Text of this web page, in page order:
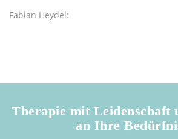
Fabian Heydel:
Therapie mit Leidenschaft
an Ihre